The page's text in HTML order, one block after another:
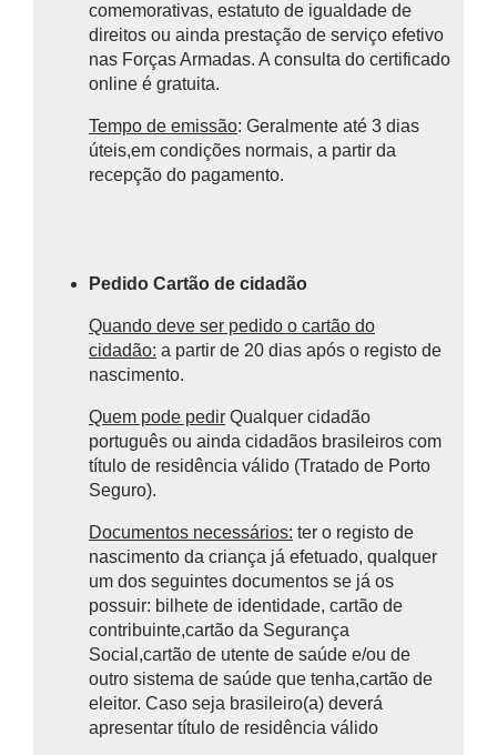
comemorativas, estatuto de igualdade de
direitos ou ainda prestação de serviço efetivo
nas Forças Armadas. A consulta do certificado
online é gratuita.
Tempo de emissão: Geralmente até 3 dias
úteis,em condições normais, a partir da
recepção do pagamento.
Pedido Cartão de cidadão
Quando deve ser pedido o cartão do
cidadão: a partir de 20 dias após o registo de
nascimento.
Quem pode pedir Qualquer cidadão
português ou ainda cidadãos brasileiros com
título de residência válido (Tratado de Porto
Seguro).
Documentos necessários: ter o registo de
nascimento da criança já efetuado, qualquer
um dos seguintes documentos se já os
possuir: bilhete de identidade, cartão de
contribuinte,cartão da Segurança
Social,cartão de utente de saúde e/ou de
outro sistema de saúde que tenha,cartão de
eleitor. Caso seja brasileiro(a) deverá
apresentar título de residência válido